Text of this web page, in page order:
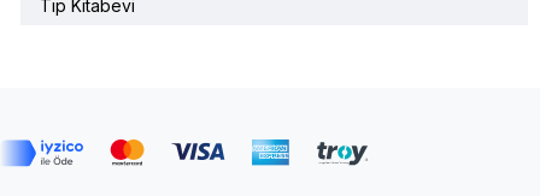
Tıp Kitabevi